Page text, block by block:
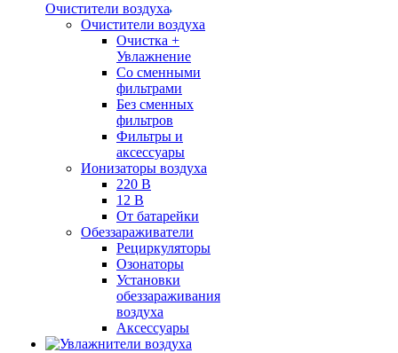
Очистители воздуха
Очистители воздуха
Очистка +
Увлажнение
Cо сменными
фильтрами
Без сменных
фильтров
Фильтры и
аксессуары
Ионизаторы воздуха
220 В
12 В
От батарейки
Обеззараживатели
Рециркуляторы
Озонаторы
Установки
обеззараживания
воздуха
Аксессуары